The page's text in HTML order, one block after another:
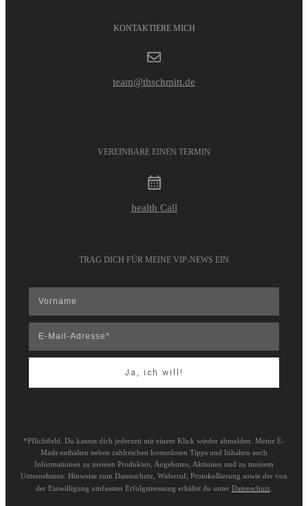
KONTAKTIERE MICH
team@thschmitt.de
VEREINBARE EINEN TERMIN
health Call
TRAG DICH FÜR MEINE VIP-NEWS EIN
Ja, ich will!
*Pflichtfeld. Du kannst dich jederzeit mit einem Klick wieder abmelden. Meine E-
Mails enthalten neben zahlreichen kostenlosen Tipps und Inhalten auch
Informationen zu meinen Produkten, Angeboten, Aktionen und zu meinem
Unternehmen. Hinweise zum Datenschutz, Widerruf, Protokollierung sowie der von
der Einwilligung umfassten Erfolgsmessung erhältst du unter Datenschutz